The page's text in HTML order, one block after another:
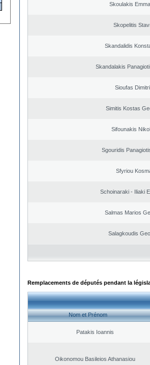
Skoulakis
Skopelitis
Skandalidis
Skandalakis
Sioufas
Simitis Kostas
Sifounakis
Sgouridis
Sfyriou
Schoinaraki - Iliaki
Salmas Marios
Salagkoudis
Remplacements de députés pendant la
Nom et Prénom
Patakis Ioannis
Oikonomou Basileios Athanasiou